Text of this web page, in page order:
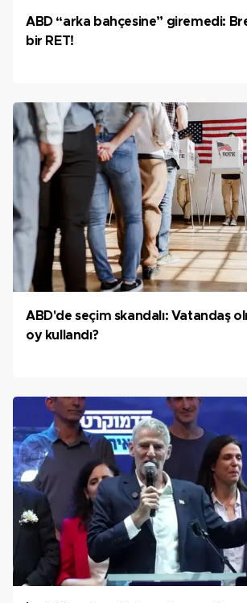
ABD “arka bahçesine” giremedi:
bir RET!
ABD'de seçim skandalı: Vatandaş
oy kullandı?